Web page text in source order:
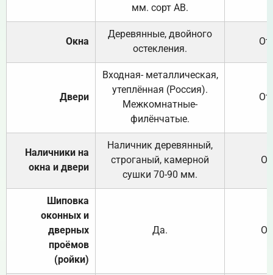
мм. сорт АВ.
Окна
Деревянные, двойного
остекления.
Двери
Входная- металлическая,
утеплённая (Россия).
Межкомнатные-
филёнчатые.
Наличники на
окна и двери
Наличник деревянный,
строганый, камерной
сушки 70-90 мм.
Шиповка
оконных и
дверных
проёмов
(ройки)
Да.